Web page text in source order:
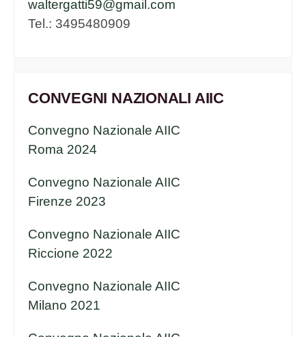
waltergatti59@gmail.com
Tel.: 3495480909
CONVEGNI NAZIONALI AIIC
Convegno Nazionale AIIC
Roma 2024
Convegno Nazionale AIIC
Firenze 2023
Convegno Nazionale AIIC
Riccione 2022
Convegno Nazionale AIIC
Milano 2021